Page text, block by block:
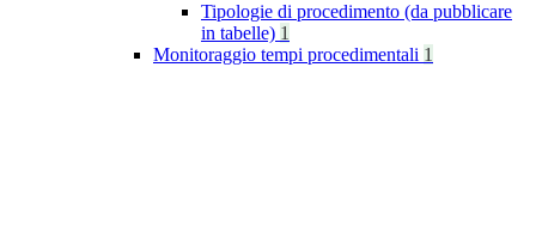
Tipologie di procedimento (da pubblicare
in tabelle) 1
Monitoraggio tempi procedimentali 1